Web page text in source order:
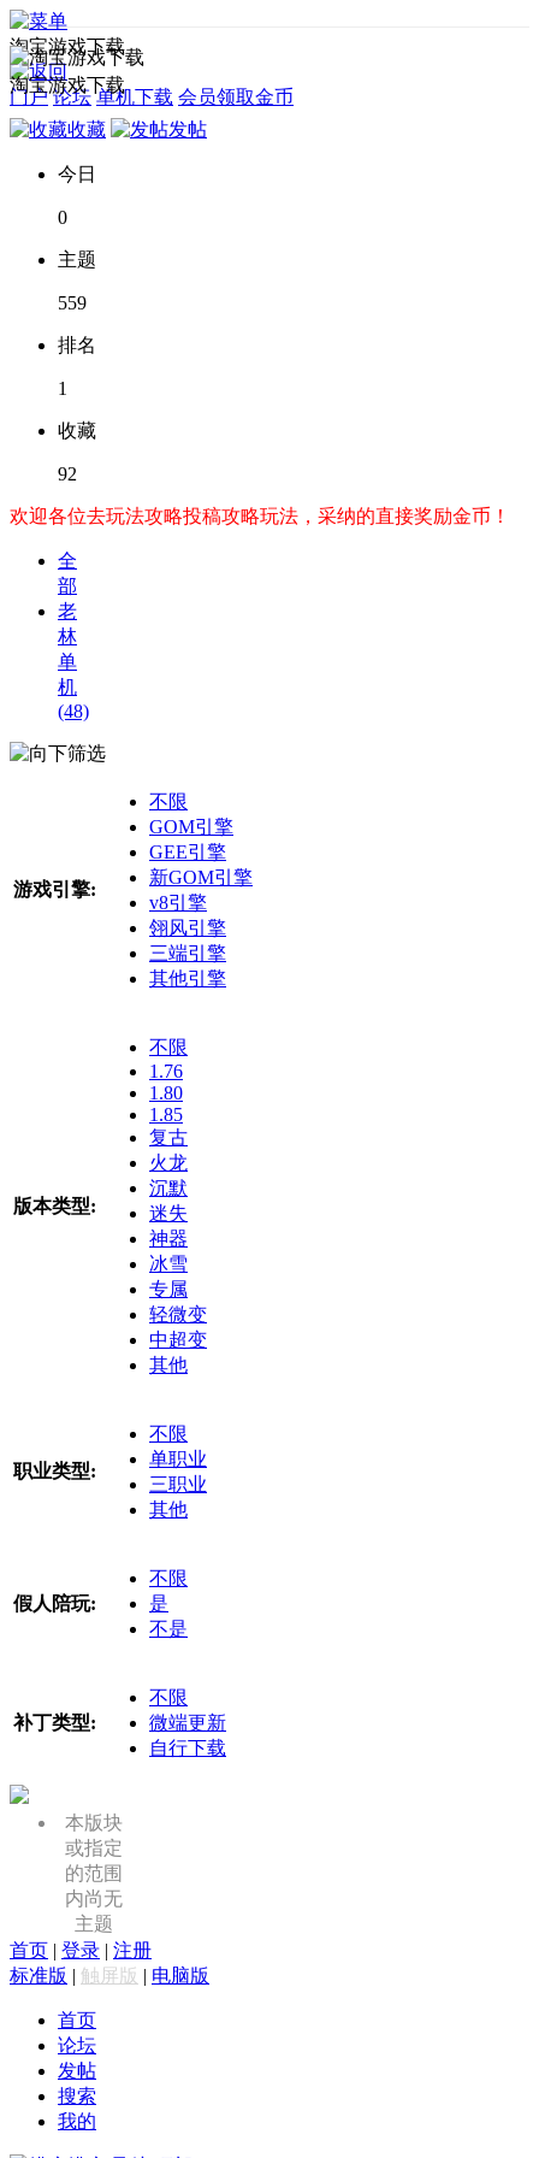
淘宝游戏下载
门户 论坛 单机下载 会员领取金币
淘宝游戏下载
收藏 发帖
今日
0
主题
559
排名
1
收藏
92
欢迎各位去玩法攻略投稿攻略玩法，采纳的直接奖励金币！
全
部
老
林
单
机
(48)
筛选
游戏引擎:
不限
GOM引擎
GEE引擎
新GOM引擎
v8引擎
翎风引擎
三端引擎
其他引擎
版本类型:
不限
1.76
1.80
1.85
复古
火龙
沉默
迷失
神器
冰雪
专属
轻微变
中超变
其他
职业类型:
不限
单职业
三职业
其他
假人陪玩:
不限
是
不是
补丁类型:
不限
微端更新
自行下载
本版块
或指定
的范围
内尚无
主题
首页 | 登录 | 注册
标准版 | 触屏版 | 电脑版
首页
论坛
发帖
搜索
我的